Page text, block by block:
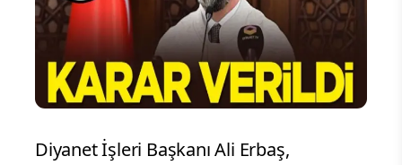
Diyanet İşleri Başkanı Ali Erbaş,